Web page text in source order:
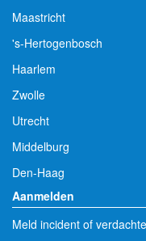
Maastricht
's-Hertogenbosch
Haarlem
Zwolle
Utrecht
Middelburg
Den-Haag
Aanmelden
Meld incident of